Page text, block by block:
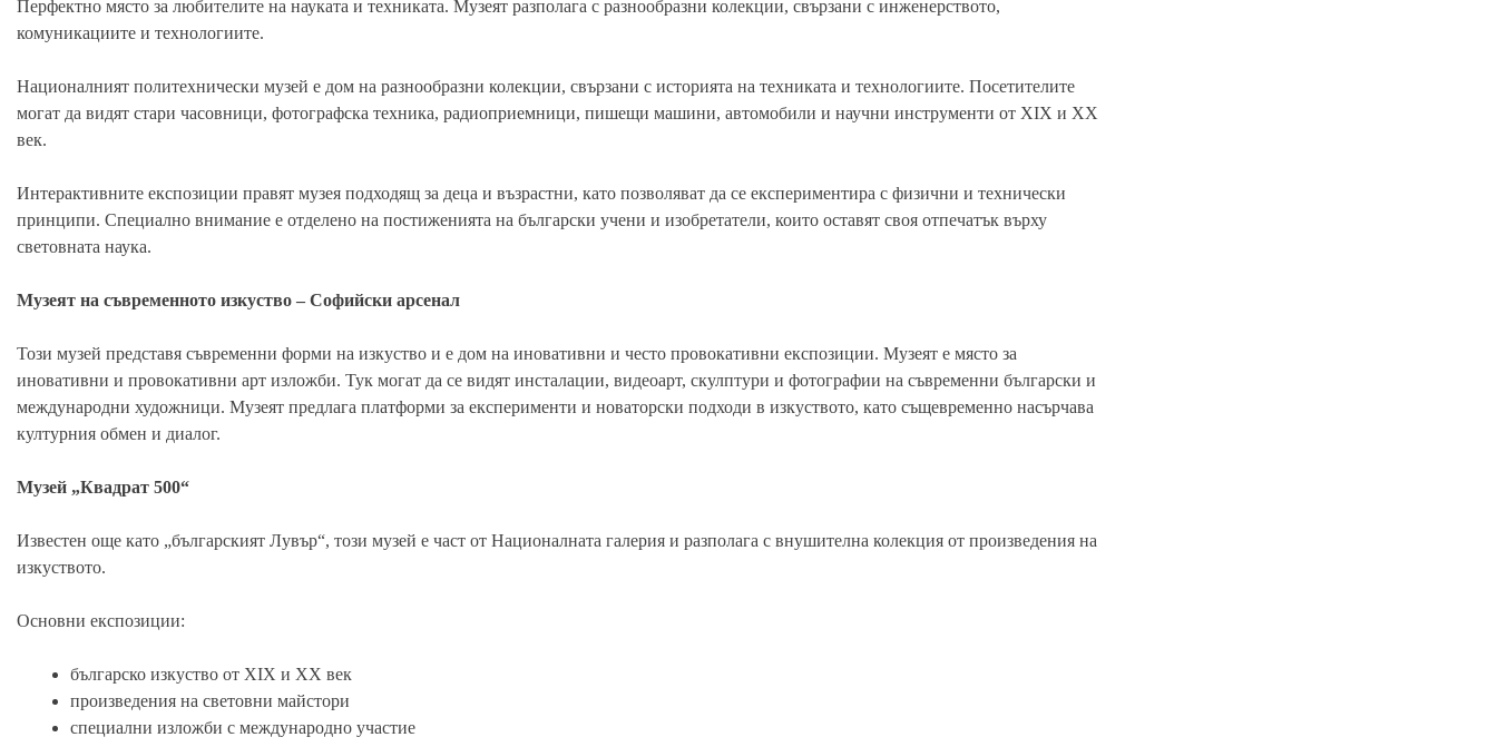
Перфектно място за любителите на науката и техниката. Музеят разполага с разнообразни колекции, свързани с инженерството,
комуникациите и технологиите.
Националният политехнически музей е дом на разнообразни колекции, свързани с историята на техниката и технологиите. Посетителите
могат да видят стари часовници, фотографска техника, радиоприемници, пишещи машини, автомобили и научни инструменти от XIX и XX
век.
Интерактивните експозиции правят музея подходящ за деца и възрастни, като позволяват да се експериментира с физични и технически
принципи. Специално внимание е отделено на постиженията на български учени и изобретатели, които оставят своя отпечатък върху
световната наука.
Музеят на съвременното изкуство – Софийски арсенал
Този музей представя съвременни форми на изкуство и е дом на иновативни и често провокативни експозиции. Музеят е място за
иновативни и провокативни арт изложби. Тук могат да се видят инсталации, видеоарт, скулптури и фотографии на съвременни български и
международни художници. Музеят предлага платформи за експерименти и новаторски подходи в изкуството, като същевременно насърчава
културния обмен и диалог.
Музей „Квадрат 500“
Известен още като „българският Лувър“, този музей е част от Националната галерия и разполага с внушителна колекция от произведения на
изкуството.
Основни експозиции:
българско изкуство от XIX и XX век
произведения на световни майстори
специални изложби с международно участие